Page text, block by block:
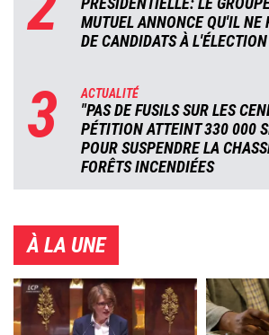
MUTUEL ANNONCE QU'IL NE
DE CANDIDATS À L'ÉLECTION
3 ACTUALITÉ
"PAS DE FUSILS SUR LES
PÉTITION ATTEINT 330 000
POUR SUSPENDRE LA
FORÊTS INCENDIÉES
À LA UNE
Image Image